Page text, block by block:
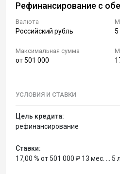
Рефинансирование с
Валюта
Российский рубль 5
Максимальная сумма
от 501 000
УСЛОВИЯ И СТАВКИ
Цель кредита:
рефинансирование
Ставки:
17,00 % от 501 000 ₽ 13 мес. ... 5